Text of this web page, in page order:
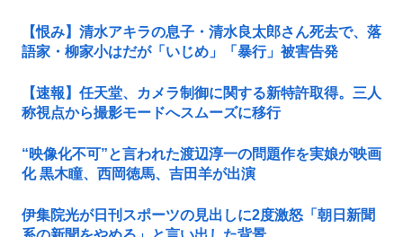
【恨み】清水アキラの息子・清水良太郎さん死去で、落
語家・柳家小はだが「いじめ」「暴行」被害告発
【速報】任天堂、カメラ制御に関する新特許取得。三人
称視点から撮影モードへスムーズに移行
“映像化不可”と言われた渡辺淳一の問題作を実娘が映画
化 黒木瞳、西岡徳馬、吉田羊が出演
伊集院光が日刊スポーツの見出しに2度激怒「朝日新聞